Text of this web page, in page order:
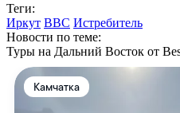
Теги:
Иркут ВВС Истребитель
Новости по теме:
Туры на Дальний Восток от